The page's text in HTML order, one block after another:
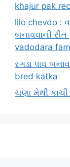
khajur pak
lilo chevdo :
બનાવવાની રીત
vadodara
રગડા પાવ
bred katka
ચણા મેથી